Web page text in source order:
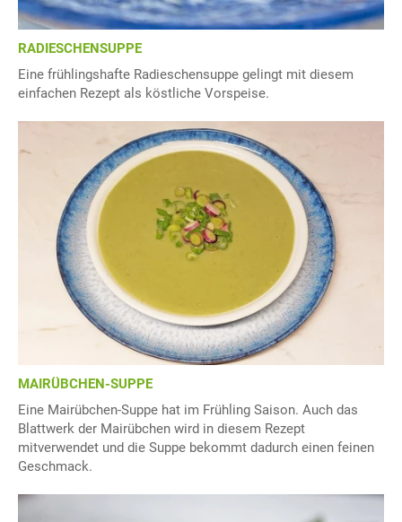
RADIESCHENSUPPE
Eine frühlingshafte Radieschensuppe gelingt mit diesem
einfachen Rezept als köstliche Vorspeise.
MAIRÜBCHEN-SUPPE
Eine Mairübchen-Suppe hat im Frühling Saison. Auch das
Blattwerk der Mairübchen wird in diesem Rezept
mitverwendet und die Suppe bekommt dadurch einen feinen
Geschmack.